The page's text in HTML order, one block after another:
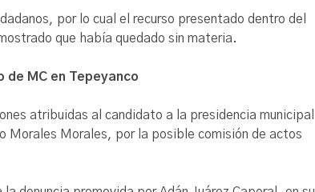
por lo cual el recurso presentado dentro del
que había quedado sin materia.
MC en Tepeyanco
atribuidas al candidato a la presidencia municipal
Morales Morales, por la posible comisión de actos